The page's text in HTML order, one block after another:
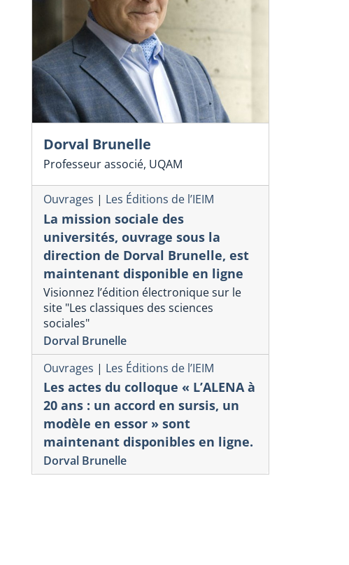
La crise
Trump et L’hégémonie
Américaine : Résurrection du
Phénix ou Chant du Cygne ?
N°63, Novembre 2025
Henri Regnault
Dorval Brunelle
Professeur associé, UQAM
Ouvrages | Les Éditions de l’IEIM
La mission sociale des
universités, ouvrage sous la
direction de Dorval Brunelle, est
maintenant disponible en ligne
Visionnez l’édition électronique sur le
site "Les classiques des sciences
sociales"
Dorval Brunelle
Ouvrages | Les Éditions de l’IEIM
Les actes du colloque « L’ALENA à
20 ans : un accord en sursis, un
modèle en essor » sont
maintenant disponibles en ligne.
Dorval Brunelle